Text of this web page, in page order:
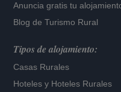
Anuncia gratis tu
Blog de Turismo Rural
Tipos de alojamiento:
Casas Rurales
Hoteles y Hoteles Rurales